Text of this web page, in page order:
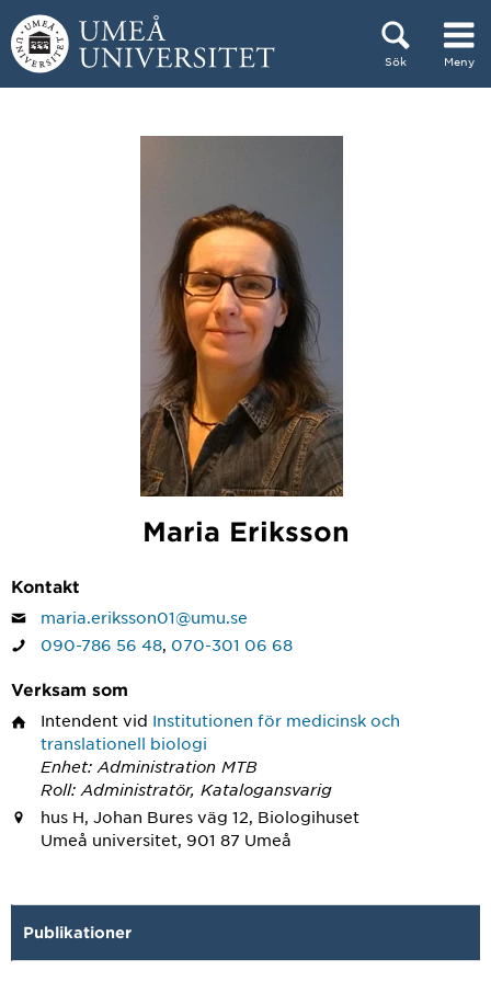
Hoppa direkt till innehållet
Sök Meny
Maria Eriksson
Kontakt
maria.eriksson01@umu.se
090-786 56 48 070-301 06 68
Verksam som
Intendent vid Institutionen för medicinsk och
translationell biologi
Enhet: Administration MTB
Roll: Administratör, Katalogansvarig
hus H, Johan Bures väg 12, Biologihuset
Umeå universitet, 901 87 Umeå
Publikationer